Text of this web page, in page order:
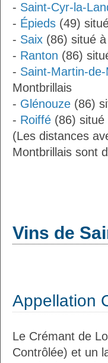
- Saint-Cyr-la-
- Épieds (49)
- Saix (86) situé
- Ranton (86)
- Saint-Martin-
Montbrillais
- Glénouze (86)
- Roiffé (86)
(Les distances
Montbrillais sont
Vins de
Appellation
Le Crémant de
Contrôlée) et un